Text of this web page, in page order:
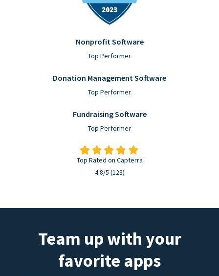
Nonprofit Software
Top Performer
Donation Management Software
Top Performer
Fundraising Software
Top Performer
Top Rated on Capterra
4.8/5 (123)
Team up with your
favorite apps